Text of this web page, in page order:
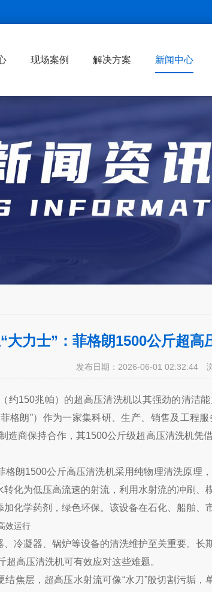
现场案例 解决方案 新闻中心
大力士”：菲格朗1500公斤超高
发布日期：2026-06-01 02:32:44
约150兆帕）的超高压清洗机以其强劲的清洁
格朗”）作为一家集科研、生产、销售及工程
造商保持合作，其1500公斤级超高压清洗机凭
格朗1500公斤高压清洗机采用纯物理清洗原理
化为低压高流速的射流，利用水射流的冲刷
化学药剂，绿色环保。该设备在石化、船舶、
效运行
冷凝器、锅炉等设备的清洗维护至关重要。
高压清洗机可有效应对这些难题。
焦层，超高压水射流可像“水刀”般切割污垢